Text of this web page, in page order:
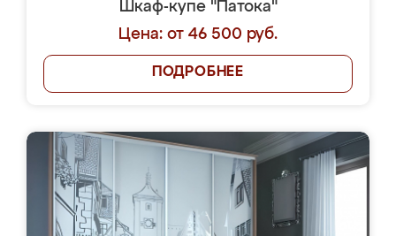
Шкаф-купе "Патока"
Цена: от 46 500 руб.
ПОДРОБНЕЕ